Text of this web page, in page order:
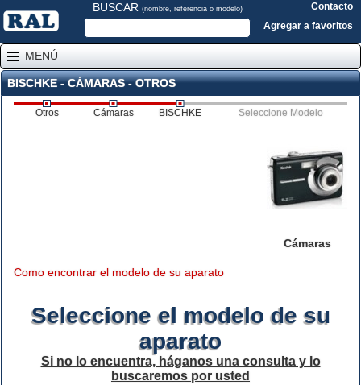
BUSCAR (nombre, referencia o modelo)
Contacto
Agregar a favoritos
MENÚ
BISCHKE - CÁMARAS - OTROS
Otros Cámaras BISCHKE Seleccione Modelo
Cámaras
Como encontrar el modelo de su aparato
Seleccione el modelo de su
aparato
Si no lo encuentra, háganos una consulta y lo
buscaremos por usted